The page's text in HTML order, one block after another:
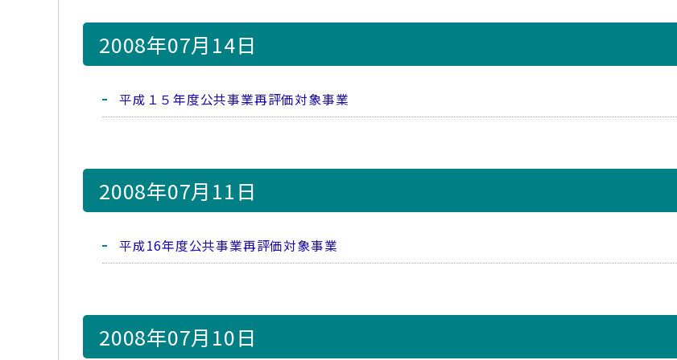
2008年07月14日
平成１５年度公共事業再評価対象事業
2008年07月11日
平成16年度公共事業再評価対象事業
2008年07月10日